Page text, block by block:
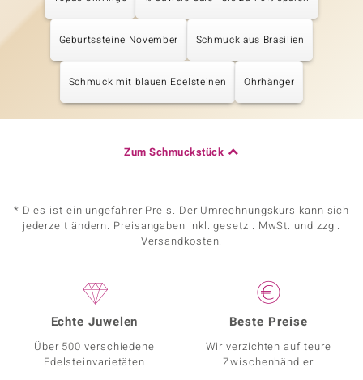
Geburtssteine November Schmuck aus Brasilien
Schmuck mit blauen Edelsteinen Ohrhänger
Zum Schmuckstück
* Dies ist ein ungefährer Preis. Der Umrechnungskurs kann sich
jederzeit ändern. Preisangaben inkl. gesetzl. MwSt. und zzgl.
Versandkosten.
Echte Juwelen
Über 500 verschiedene
Edelsteinvarietäten
Beste Preise
Wir verzichten auf teure
Zwischenhändler